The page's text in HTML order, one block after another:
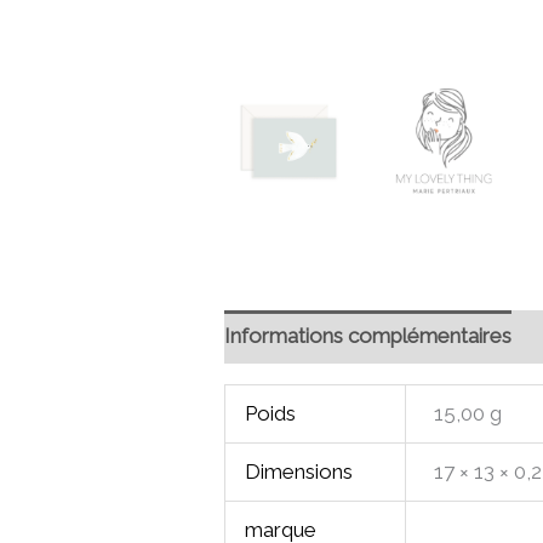
Informations complémentaires
Poids 15,00 g
Dimensions 17 × 13 ×
marque